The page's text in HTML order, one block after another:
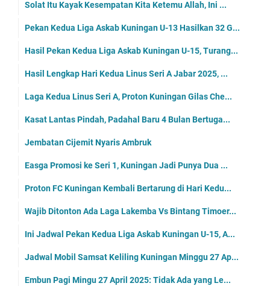
Solat Itu Kayak Kesempatan Kita Ketemu Allah, Ini ...
Pekan Kedua Liga Askab Kuningan U-13 Hasilkan 32 G...
Hasil Pekan Kedua Liga Askab Kuningan U-15, Turang...
Hasil Lengkap Hari Kedua Linus Seri A Jabar 2025, ...
Laga Kedua Linus Seri A, Proton Kuningan Gilas Che...
Kasat Lantas Pindah, Padahal Baru 4 Bulan Bertuga...
Jembatan Cijemit Nyaris Ambruk
Easga Promosi ke Seri 1, Kuningan Jadi Punya Dua ...
Proton FC Kuningan Kembali Bertarung di Hari Kedu...
Wajib Ditonton Ada Laga Lakemba Vs Bintang Timoer...
Ini Jadwal Pekan Kedua Liga Askab Kuningan U-15, A...
Jadwal Mobil Samsat Keliling Kuningan Minggu 27 Ap...
Embun Pagi Mingu 27 April 2025: Tidak Ada yang Le...